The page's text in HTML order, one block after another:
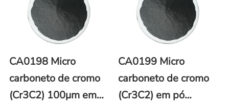
CA0198 Micro
carboneto de cromo
(Cr3C2) 100μm em
CA0199 Micro
carboneto de cromo
(Cr3C2) em pó